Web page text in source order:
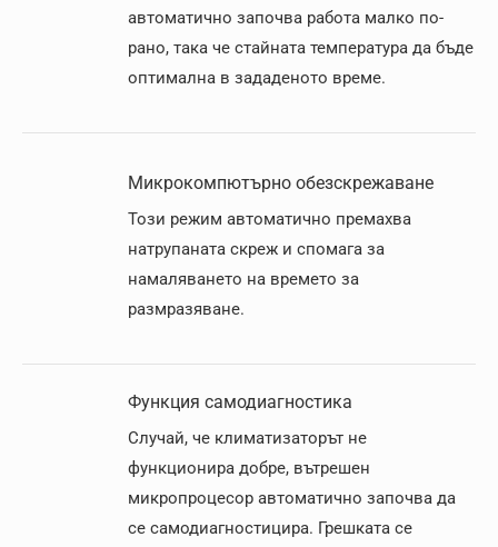
автоматично започва работа малко по-
рано, така че стайната температура да бъде
оптимална в зададеното време.
Микрокомпютърно обезскрежаване
Този режим автоматично премахва
натрупаната скреж и спомага за
намаляването на времето за
размразяване.
Функция самодиагностика
Случай, че климатизаторът не
функционира добре, вътрешен
микропроцесор автоматично започва да
се самодиагностицира. Грешката се